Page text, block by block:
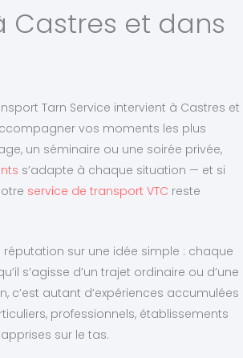
Castres et dans
Tarn Service intervient à Castres et
vos moments les plus
un séminaire ou une soirée privée,
s’adapte à chaque situation — et si
service de transport VTC reste
réputation sur une idée simple : chaque
s’agisse d’un trajet ordinaire ou d’une
c’est autant d’expériences accumulées
professionnels, établissements
sur le tas.